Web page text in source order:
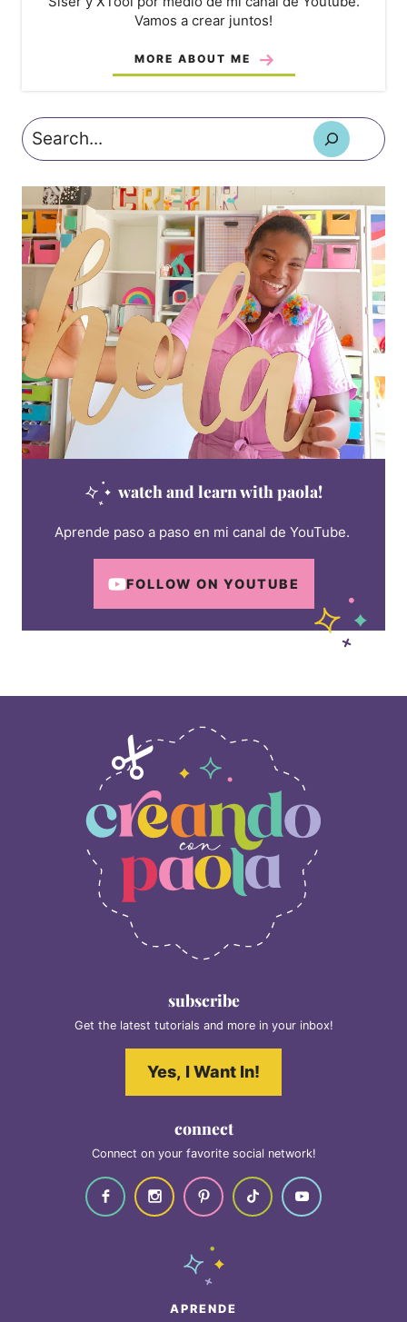
Vamos a crear juntos!
MORE ABOUT ME
Search
watch and learn with paola!
Aprende paso a paso en mi canal de YouTube.
FOLLOW ON YOUTUBE
APRENDE
subscribe
Get the latest tutorials and more in your inbox!
Yes, I Want In!
connect
Connect on your favorite social network!